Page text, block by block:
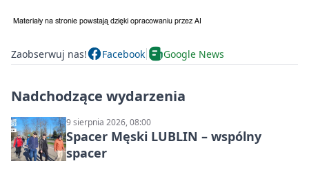
Zaobserwuj nas! Facebook Google News
Nadchodzące wydarzenia
9 sierpnia 2026, 08:00
Spacer Męski LUBLIN – wspólny
spacer